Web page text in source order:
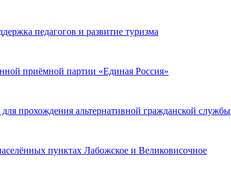
педагогов и развитие туризма
приёмной партии «Единая Россия»
прохождения альтернативной гражданской службы
пунктах Лабожское и Великовисочное